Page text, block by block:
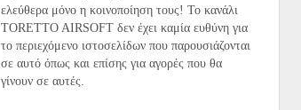
ελεύθερα μόνο η κοινοποίηση τους! Το κανάλι
TORETTO AIRSOFT δεν έχει καμία ευθύνη για
το περιεχόμενο ιστοσελίδων που παρουσιάζονται
σε αυτό όπως και επίσης για αγορές που θα
γίνουν σε αυτές.